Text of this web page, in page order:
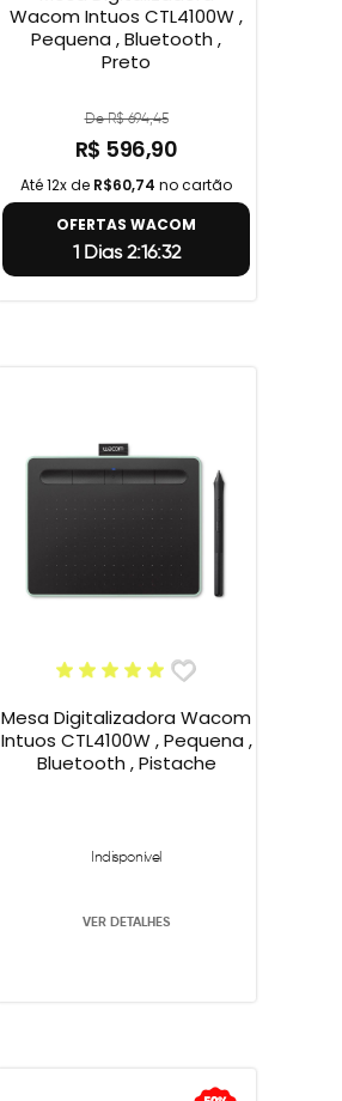
Wacom Intuos CTL4100W ,
Pequena , Bluetooth ,
Preto
De R$ 694,45
R$ 596,90
Até 12x de R$60,74 no cartão
OFERTAS WACOM
1 Dias 2:16:31
Mesa Digitalizadora Wacom
Intuos CTL4100W , Pequena ,
Bluetooth , Pistache
Indisponível
VER DETALHES